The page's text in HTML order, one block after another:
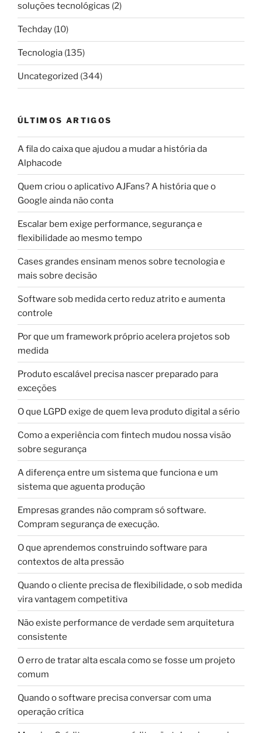
soluções tecnológicas (2)
Techday (10)
Tecnologia (135)
Uncategorized (344)
ÚLTIMOS ARTIGOS
A fila do caixa que ajudou a mudar a história da
Alphacode
Quem criou o aplicativo AJFans? A história que o
Google ainda não conta
Escalar bem exige performance, segurança e
flexibilidade ao mesmo tempo
Cases grandes ensinam menos sobre tecnologia e
mais sobre decisão
Software sob medida certo reduz atrito e aumenta
controle
Por que um framework próprio acelera projetos sob
medida
Produto escalável precisa nascer preparado para
exceções
O que LGPD exige de quem leva produto digital a sério
Como a experiência com fintech mudou nossa visão
sobre segurança
A diferença entre um sistema que funciona e um
sistema que aguenta produção
Empresas grandes não compram só software.
Compram segurança de execução.
O que aprendemos construindo software para
contextos de alta pressão
Quando o cliente precisa de flexibilidade, o sob medida
vira vantagem competitiva
Não existe performance de verdade sem arquitetura
consistente
O erro de tratar alta escala como se fosse um projeto
comum
Quando o software precisa conversar com uma
operação crítica